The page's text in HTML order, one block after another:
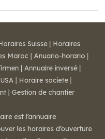
Suisse | Horaires
Maroc | Anuario-horario |
| Annuaire inversé |
| Horaire societe |
| Gestion de chantier
est l’annuaire
les horaires d’ouverture